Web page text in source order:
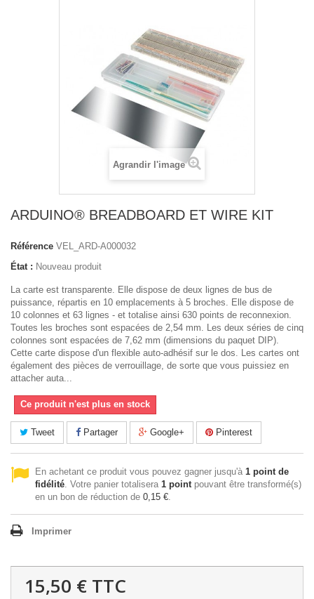
Agrandir l'image
ARDUINO® BREADBOARD ET WIRE KIT
Référence VEL_ARD-A000032
État : Nouveau produit
La carte est transparente. Elle dispose de deux lignes de bus de
puissance, répartis en 10 emplacements à 5 broches. Elle dispose de
10 colonnes et 63 lignes - et totalise ainsi 630 points de reconnexion.
Toutes les broches sont espacées de 2,54 mm. Les deux séries de cinq
colonnes sont espacées de 7,62 mm (dimensions du paquet DIP).
Cette carte dispose d'un flexible auto-adhésif sur le dos. Les cartes ont
également des pièces de verrouillage, de sorte que vous puissiez en
attacher auta...
Ce produit n'est plus en stock
Tweet Partager Google+ Pinterest
En achetant ce produit vous pouvez gagner jusqu'à 1 point de
fidélité. Votre panier totalisera 1 pointpouvant être transformé(s)
en un bon de réduction de 0,15 €.
Imprimer
15,50 € TTC